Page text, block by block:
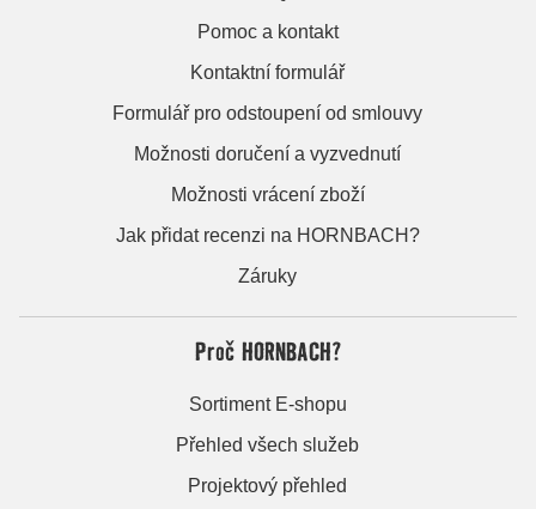
Pomoc a kontakt
Kontaktní formulář
Formulář pro odstoupení od smlouvy
Možnosti doručení a vyzvednutí
Možnosti vrácení zboží
Jak přidat recenzi na HORNBACH?
Záruky
Proč HORNBACH?
Sortiment E-shopu
Přehled všech služeb
Projektový přehled